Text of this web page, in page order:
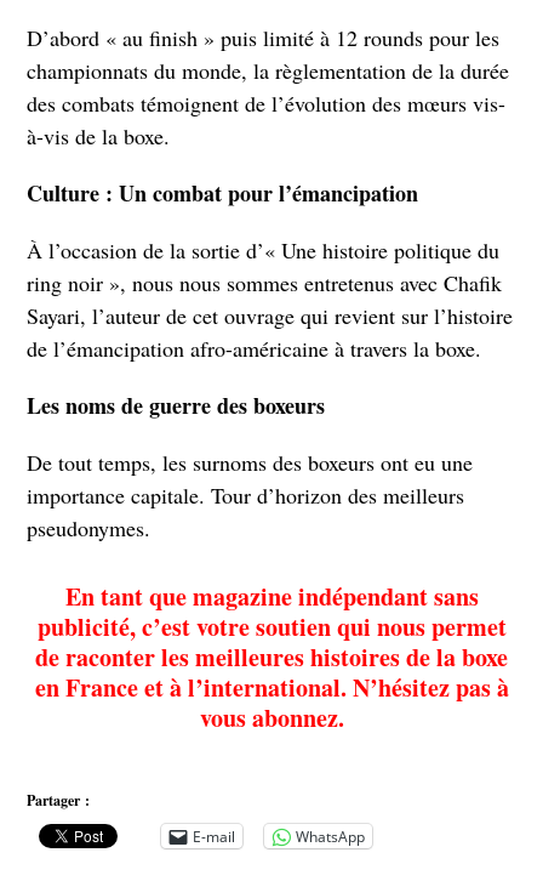
D’abord « au finish » puis limité à 12 rounds pour les
championnats du monde, la règlementation de la durée
des combats témoignent de l’évolution des mœurs vis-
à-vis de la boxe.
Culture : Un combat pour l’émancipation
À l’occasion de la sortie d’« Une histoire politique du
ring noir », nous nous sommes entretenus avec Chafik
Sayari, l’auteur de cet ouvrage qui revient sur l’histoire
de l’émancipation afro-américaine à travers la boxe.
Les noms de guerre des boxeurs
De tout temps, les surnoms des boxeurs ont eu une
importance capitale. Tour d’horizon des meilleurs
pseudonymes.
En tant que magazine indépendantsans
publicité, c’est votre soutien qui nous permet
de raconter les meilleures histoires de la boxe
en France et à l’international. N’hésitez pas à
vous abonnez.
Partager :
E-mail
WhatsApp